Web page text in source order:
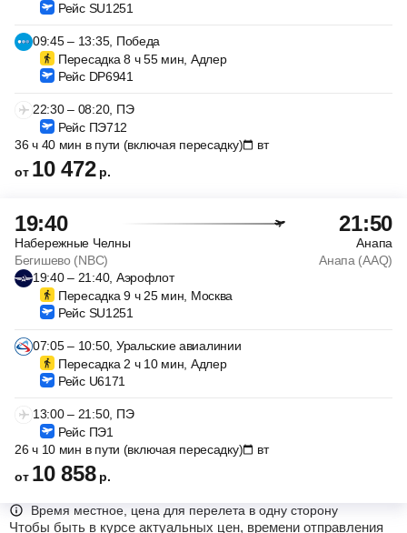
Рейс SU1251
09:45 – 13:35, Победа
Пересадка 8 ч 55 мин, Адлер
Рейс DP6941
22:30 – 08:20, ПЭ
Рейс ПЭ712
36 ч 40 мин в пути (включая пересадку)
вт
от 10 472 р.
19:40 21:50
Набережные Челны
Анапа
Бегишево (NBC)
Анапа (AAQ)
19:40 – 21:40, Аэрофлот
Пересадка 9 ч 25 мин, Москва
Рейс SU1251
07:05 – 10:50, Уральские авиалинии
Пересадка 2 ч 10 мин, Адлер
Рейс U6171
13:00 – 21:50, ПЭ
Рейс ПЭ1
26 ч 10 мин в пути (включая пересадку)
вт
от 10 858 р.
Время местное, цена для перелета в одну сторону
Чтобы быть в курсе актуальных цен, времени отправления